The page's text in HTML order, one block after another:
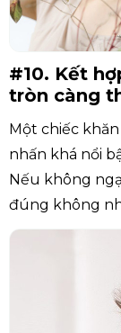
#10. Kết
tròn càng
Một chiếc
nhấn khá nổi
Nếu không
đúng không